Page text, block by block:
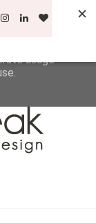
its services
user-agent are
and security
usage